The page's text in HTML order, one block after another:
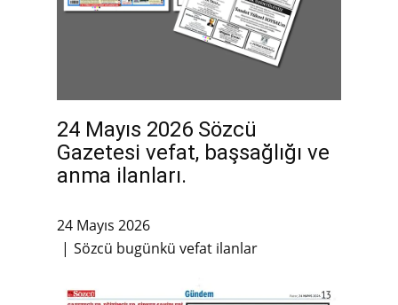
24 Mayıs 2026 Sözcü
Gazetesi vefat, başsağlığı ve
anma ilanları.
24 Mayıs 2026
Sözcü bugünkü vefat ilanlar